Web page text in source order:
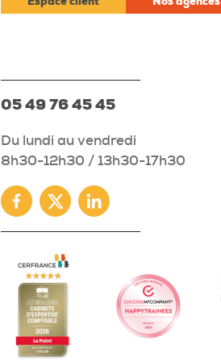
05 49 76 45 45
Du lundi au vendredi
8h30-12h30 / 13h30-17h30
Facebook
TwitterLinkedin